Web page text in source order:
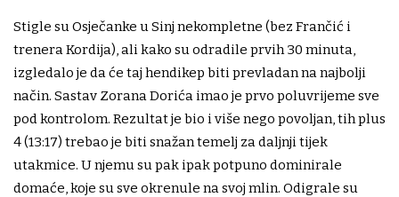
Stigle su Osječanke u Sinj nekompletne (bez Frančić i
trenera Kordija), ali kako su odradile prvih 30 minuta,
izgledalo je da će taj hendikep biti prevladan na najbolji
način. Sastav Zorana Dorića imao je prvo poluvrijeme sve
pod kontrolom. Rezultat je bio i više nego povoljan, tih plus
4 (13:17) trebao je biti snažan temelj za daljnji tijek
utakmice. U njemu su pak ipak potpuno dominirale
domaće, koje su sve okrenule na svoj mlin. Odigrale su